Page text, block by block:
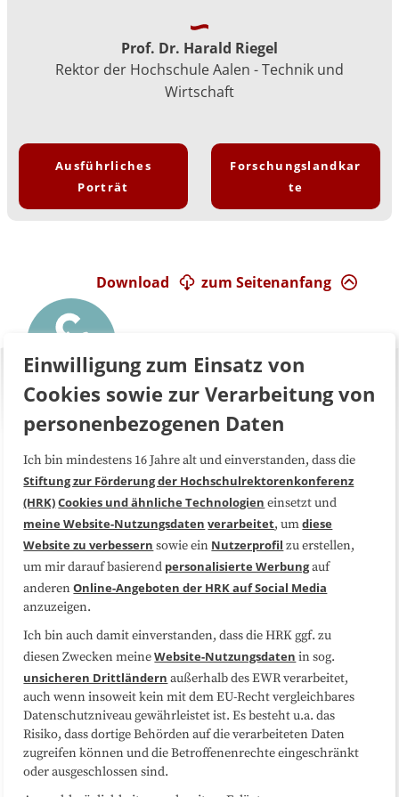
Prof. Dr. Harald Riegel
Rektor der Hochschule Aalen - Technik und
Wirtschaft
Ausführliches
Porträt
Forschungslandkar
te
zum Seitenanfang
Download
Über uns FAQ
Medienarbeit Kooperationen
Datenschutzerklärung Impressum
Sitemap
Folgen Sie uns
Einwilligung zum Einsatz von
Cookies sowie zur Verarbeitung von
personenbezogenen Daten
Ich bin mindestens 16 Jahre alt und einverstanden, dass die
Stiftung zur Förderung der Hochschulrektorenkonferenz
(HRK)Cookies und ähnliche Technologien einsetzt und
meine Website-Nutzungsdaten verarbeitet, umdiese
Website zu verbessern sowie ein Nutzerprofil zu erstellen,
um mir darauf basierend personalisierte Werbungauf
anderenOnline-Angeboten der HRK auf Social Media
anzuzeigen.
Ich bin auch damit einverstanden, dass die HRK ggf. zu
diesen Zwecken meineWebsite-Nutzungsdaten in sog.
unsicheren Drittländern außerhalb des EWR verarbeitet,
auch wenn insoweit kein mit dem EU-Recht vergleichbares
Datenschutzniveau gewährleistet ist. Es besteht u.a. das
Risiko, dass dortige Behörden auf die verarbeiteten Daten
zugreifen können und die Betroffenenrechte eingeschränkt
oder ausgeschlossen sind.